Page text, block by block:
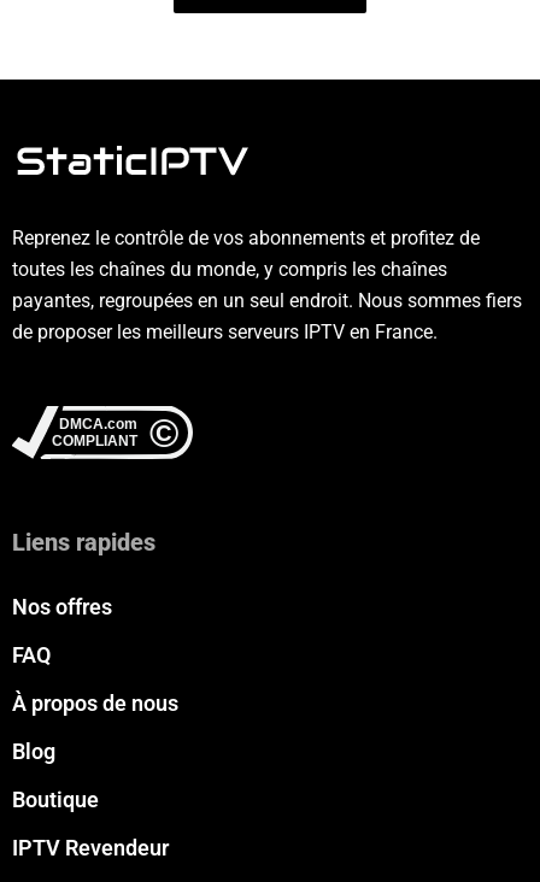
Reprenez le contrôle de vos abonnements et profitez de
toutes les chaînes du monde, y compris les chaînes
payantes, regroupées en un seul endroit. Nous sommes fiers
de proposer les meilleurs serveurs IPTV en France.
Liens rapides
Nos offres
FAQ
À propos de nous
Blog
Boutique
IPTV Revendeur